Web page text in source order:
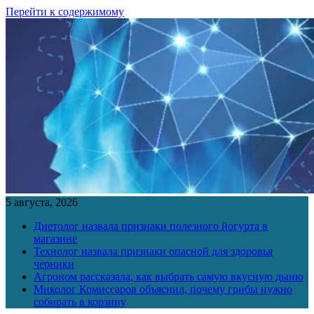
Перейти к содержимому
5 августа, 2026
Диетолог назвала признаки полезного йогурта в
магазине
Технолог назвала признаки опасной для здоровья
черники
Агроном рассказала, как выбрать самую вкусную дыню
Миколог Комиссаров объяснил, почему грибы нужно
собирать в корзину